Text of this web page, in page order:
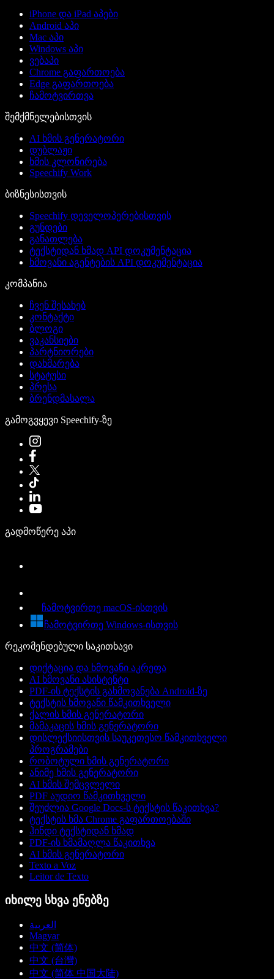
iPhone და iPad აპები
Android აპი
Mac აპი
Windows აპი
ვებაპი
Chrome გაფართოება
Edge გაფართოება
ჩამოტვირთვა
შემქმნელებისთვის
AI ხმის გენერატორი
დუბლაჟი
ხმის კლონირება
Speechify Work
ბიზნესისთვის
Speechify დეველოპერებისთვის
გუნდები
განათლება
ტექსტიდან ხმად API დოკუმენტაცია
ხმოვანი აგენტების API დოკუმენტაცია
კომპანია
ჩვენ შესახებ
კონტაქტი
ბლოგი
ვაკანსიები
პარტნიორები
დახმარება
სტატუსი
პრესა
ბრენდმასალა
გამოგვყევი Speechify-ზე
გადმოწერე აპი
ჩამოტვირთე macOS-ისთვის
ჩამოტვირთე Windows-ისთვის
რეკომენდებული საკითხავი
დიქტაცია და ხმოვანი აკრეფა
AI ხმოვანი ასისტენტი
PDF-ის ტექსტის გახმოვანება Android-ზე
ტექსტის ხმოვანი წამკითხველი
ქალის ხმის გენერატორი
მამაკაცის ხმის გენერატორი
დისლექსიისთვის საუკეთესო წამკითხველი
პროგრამები
რობოტული ხმის გენერატორი
ანიმე ხმის გენერატორი
AI ხმის შემცვლელი
PDF აუდიო წამკითხველი
შეუძლია Google Docs-ს ტექსტის წაკითხვა?
ტექსტის ხმა Chrome გაფართოებაში
ჰინდი ტექსტიდან ხმად
PDF-ის ხმამაღლა წაკითხვა
AI ხმის გენერატორი
Texto a Voz
Leitor de Texto
იხილე სხვა ენებზე
العربية
Magyar
中文 (简体)
中文 (台灣)
中文 (简体 中国大陆)